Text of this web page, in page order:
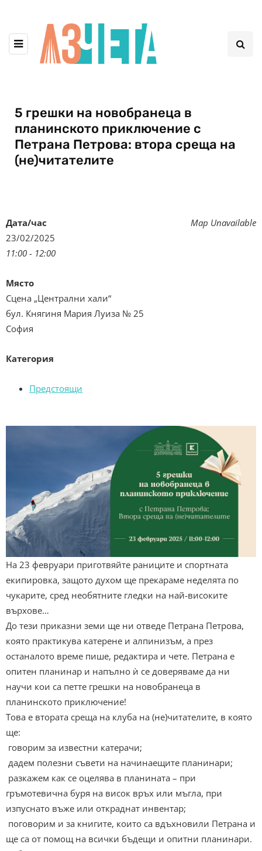
5 грешки на новобранеца в
планинското приключение с
Петрана Петрова: втора среща на
(не)читателите
Map Unavailable
Дата/час
23/02/2025
11:00 - 12:00
Място
Сцена „Централни хали“
бул. Княгиня Мария Луиза № 25
София
Категория
Предстоящи
На 23 февруари приготвяйте раниците и спортната
екипировка, защото духом ще прекараме неделята по
чукарите, сред необятните гледки на най-високите
върхове…
До тези приказни земи ще ни отведе Петрана Петрова,
която практикува катерене и алпинизъм, а през
останалото време пише, редактира и чете. Петрана е
опитен планинар и напълно ѝ се доверяваме да ни
научи кои са петте грешки на новобранеца в
планинското приключение!
Това е втората среща на клуба на (не)читателите, в която
ще:
говорим за известни катерачи;
дадем полезни съвети на начинаещите планинари;
разкажем как се оцелява в планината – при
гръмотевична буря на висок връх или мъгла, при
изпуснато въже или откраднат инвентар;
поговорим и за книгите, които са вдъхновили Петрана и
ще са от помощ на всички бъдещи и опитни планинари.